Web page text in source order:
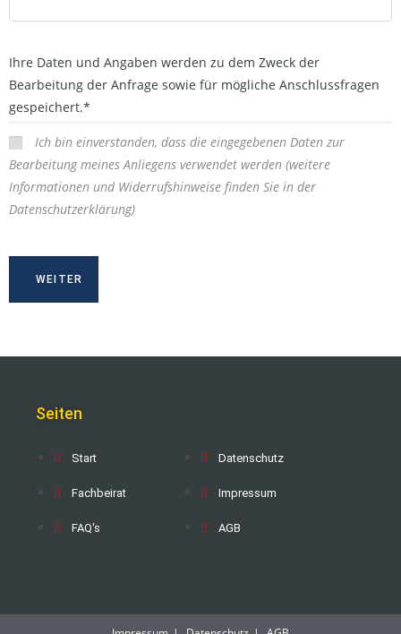
Ihre Daten und Angaben werden zu dem Zweck der
Bearbeitung der Anfrage sowie für mögliche Anschlussfragen
gespeichert.*
Ich bin einverstanden, dass die eingegebenen Daten zur
Bearbeitung meines Anliegens verwendet werden (weitere
Informationen und Widerrufshinweise finden Sie in der
Datenschutzerklärung)
Seiten
Start
Fachbeirat
FAQ's
Datenschutz
Impressum
AGB